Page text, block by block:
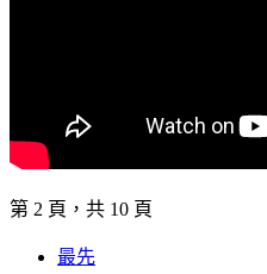
第 2 頁，共 10 頁
最先